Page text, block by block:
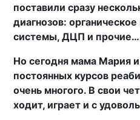
поставили сразу
диагнозов:
системы, ДЦП и прочие…
Но сегодня мама Мария
постоянных курсов
очень многого. В свои
ходит, играет и с